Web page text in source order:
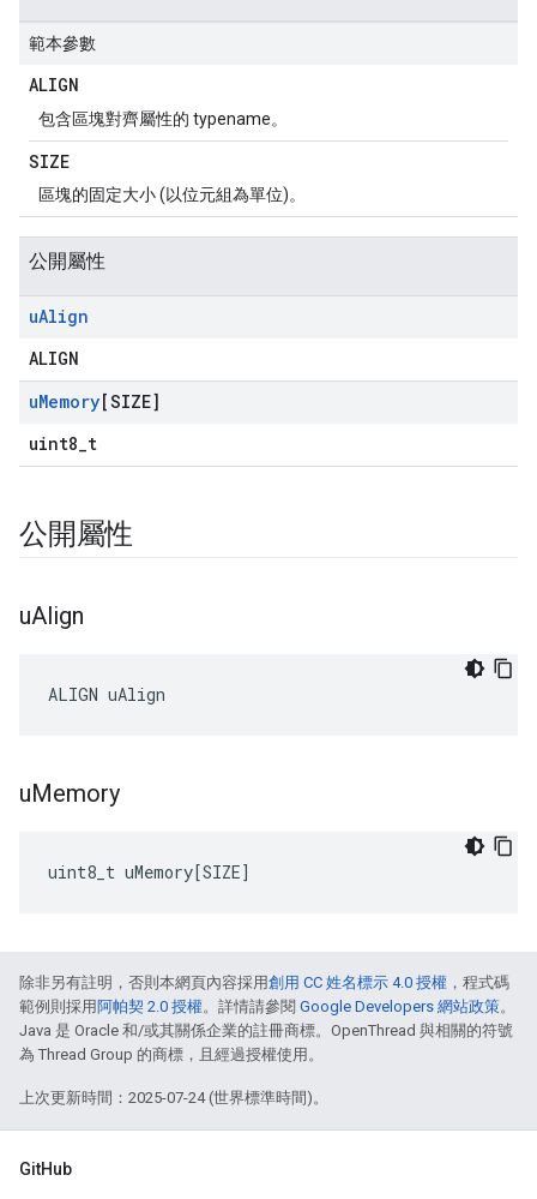
範本參數
ALIGN
包含區塊對齊屬性的 typename。
SIZE
區塊的固定大小 (以位元組為單位)。
公開屬性
uAlign
ALIGN
uMemory[SIZE]
uint8_t
公開屬性
uAlign
ALIGN uAlign
uMemory
uint8_t uMemory[SIZE]
除非另有註明，否則本網頁內容採用創用 CC 姓名標示 4.0 授權 ，程式碼
範例則採用 阿帕契 2.0 授權。詳情請參閱 Google Developers 網站政策。
Java 是 Oracle 和/或其關係企業的註冊商標。OpenThread 與相關的符號
為 Thread Group 的商標，且經過授權使用。
上次更新時間：2025-07-24 (世界標準時間)。
GitHub